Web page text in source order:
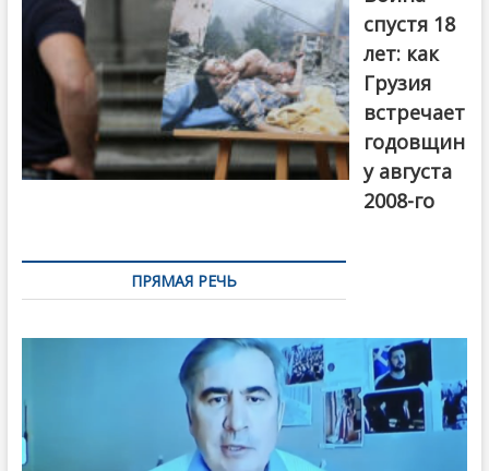
спустя 18
лет: как
Грузия
встречает
годовщин
у августа
2008-го
ПРЯМАЯ РЕЧЬ